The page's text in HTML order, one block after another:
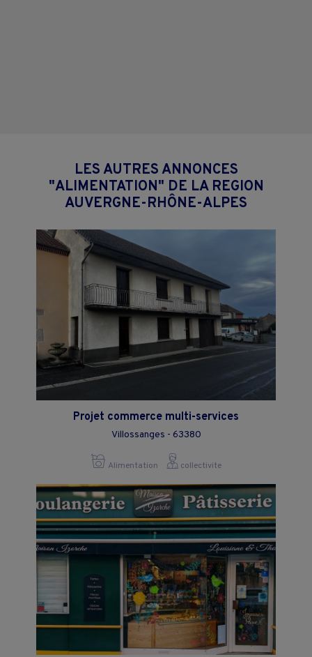
LES AUTRES ANNONCES
"ALIMENTATION" DE LA REGION
AUVERGNE-RHÔNE-ALPES
Projet commerce multi-services
Villossanges - 63380
Alimentation collectivite